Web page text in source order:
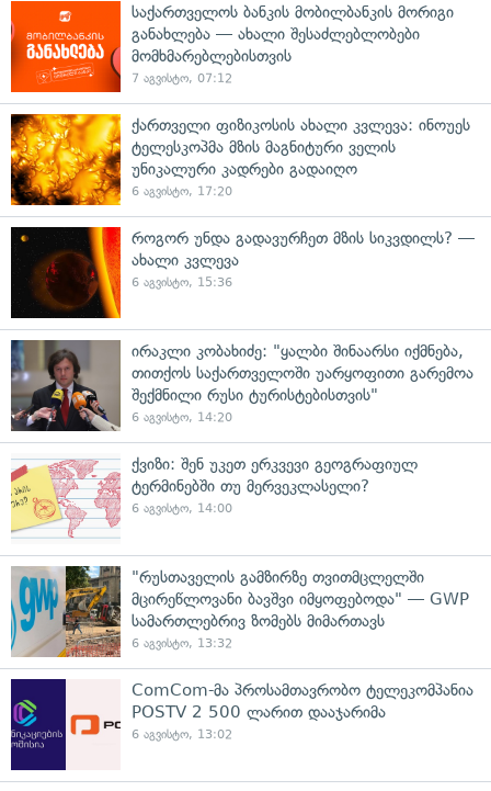
საქართველოს ბანკის მობილბანკის მორიგი
განახლება — ახალი შესაძლებლობები
მომხმარებლებისთვის
7 აგვისტო, 07:12
ქართველი ფიზიკოსის ახალი კვლევა: ინოუეს
ტელესკოპმა მზის მაგნიტური ველის
უნიკალური კადრები გადაიღო
6 აგვისტო, 17:20
როგორ უნდა გადავურჩეთ მზის სიკვდილს? —
ახალი კვლევა
6 აგვისტო, 15:36
ირაკლი კობახიძე: "ყალბი შინაარსი იქმნება,
თითქოს საქართველოში უარყოფითი გარემოა
შექმნილი რუსი ტურისტებისთვის"
6 აგვისტო, 14:20
ქვიზი: შენ უკეთ ერკვევი გეოგრაფიულ
ტერმინებში თუ მერვეკლასელი?
6 აგვისტო, 14:00
"რუსთაველის გამზირზე თვითმცლელში
მცირეწლოვანი ბავშვი იმყოფებოდა" — GWP
სამართლებრივ ზომებს მიმართავს
6 აგვისტო, 13:32
ComCom-მა პროსამთავრობო ტელეკომპანია
POSTV 2 500 ლარით დააჯარიმა
6 აგვისტო, 13:02